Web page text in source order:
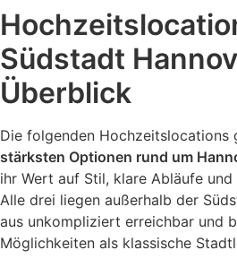
Südstadt
Überblick
Die folgenden Hochzeitslocations
stärksten Optionen rund um
ihr Wert auf Stil, klare Abläufe
Alle drei liegen außerhalb der
aus unkompliziert erreichbar und
Möglichkeiten als klassische